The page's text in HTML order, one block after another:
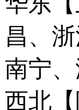
昌、
南宁、
西北